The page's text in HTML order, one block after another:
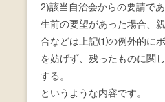
2)該当自治会からの要請で
生前の要望があった場合、
合などは上記⑴の例外的に
を妨げず、残ったものに関
する。
というような内容です。